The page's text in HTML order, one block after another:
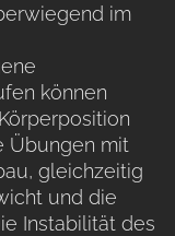
im
können
Übungen mit
gleichzeitig
und die
Instabilität des